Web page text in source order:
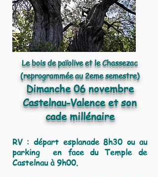
Le bois de païolive et le Chassezac
(reprogrammée au 2eme semestre)
Dimanche 06 novembre
Castelnau-Valence et son
cade millénaire
RV : départ esplanade 8h30 ou au
parking en face du Temple de
Castelnau à 9h00.